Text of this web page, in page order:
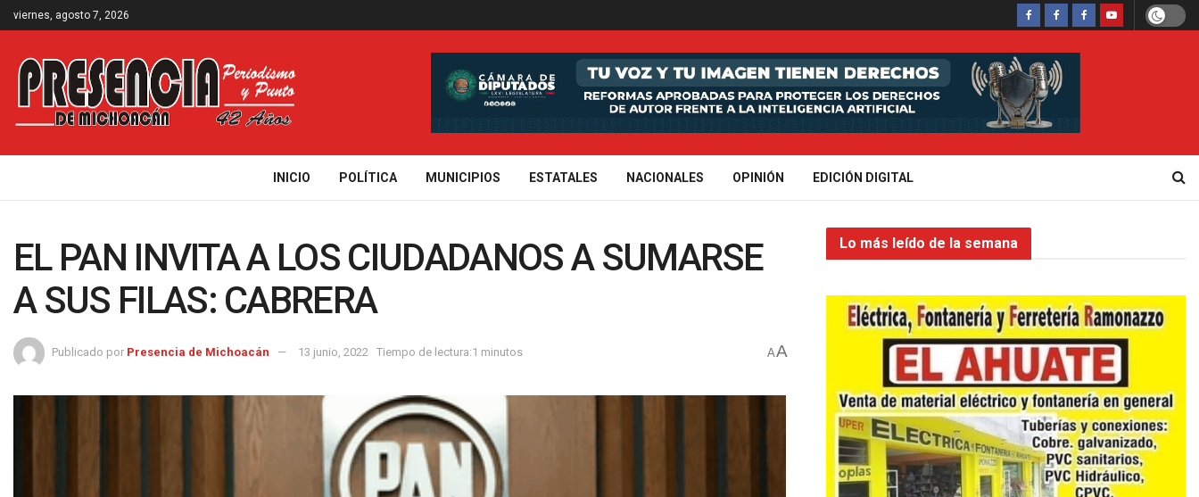
viernes, agosto 7, 2026
INICIO POLÍTICA MUNICIPIOS ESTATALES NACIONALES OPINIÓN EDICIÓN DIGITAL
EL PAN INVITA A LOS CIUDADANOS A SUMARSE
A SUS FILAS: CABRERA
Publicado por Presencia de Michoacán 13 junio, 2022 Tiempo de lectura:1 minutos AA
Lo más leído de la semana